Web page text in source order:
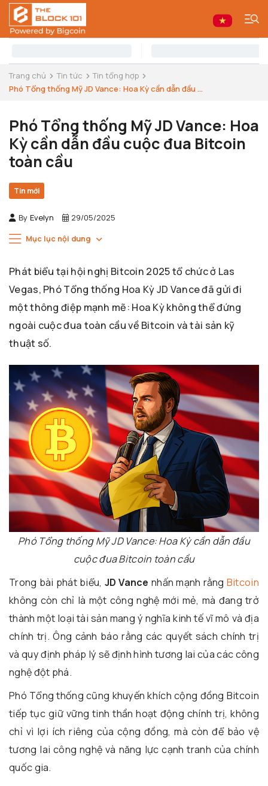
Trang chủ Tin tức
Tin tổng hợp
Phó Tổng thống Mỹ JD Vance: Hoa Kỳ cần dẫn đầu ...
Phó Tổng thống Mỹ JD Vance: Hoa
Kỳ cần dẫn đầu cuộc đua Bitcoin
toàn cầu
Tin mới
By Evelyn 29/05/2025
Mục lục nội dung
Phát biểu tại hội nghị Bitcoin 2025 tổ chức ở Las
Vegas, Phó Tổng thống Hoa Kỳ JD Vance đã gửi đi
một thông điệp mạnh mẽ: Hoa Kỳ không thể đứng
ngoài cuộc đua toàn cầu về Bitcoin và tài sản kỹ
thuật số.
Phó Tổng thống Mỹ JD Vance: Hoa Kỳ cần dẫn đầu
cuộc đua Bitcoin toàn cầu
Trong bài phát biểu, JD Vance nhấn mạnh rằng Bitcoin
không còn chỉ là một công nghệ mới mẻ, mà đang trở
thành một loại tài sản mang ý nghĩa kinh tế vĩ mô và địa
chính trị. Ông cảnh báo rằng các quyết sách chính trị
và quy định pháp lý sẽ định hình tương lai của các công
nghệ đột phá.
Phó Tổng thống cũng khuyến khích cộng đồng Bitcoin
tiếp tục giữ vững tinh thần hoạt động chính trị, không
chỉ vì lợi ích riêng của cộng đồng, mà còn để bảo vệ
tương lai công nghệ và năng lực cạnh tranh của chính
quốc gia.